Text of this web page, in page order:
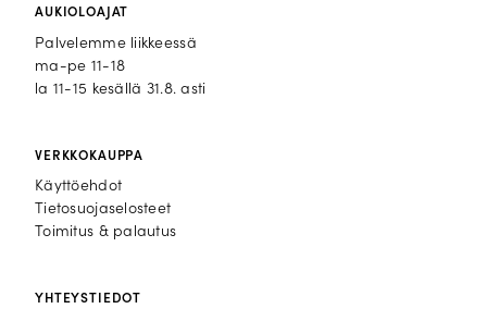
AUKIOLOAJAT
Palvelemme liikkeessä
ma-pe 11-18
la 11-15 kesällä 31.8. asti
VERKKOKAUPPA
Käyttöehdot
Tietosuojaselosteet
Toimitus & palautus
YHTEYSTIEDOT